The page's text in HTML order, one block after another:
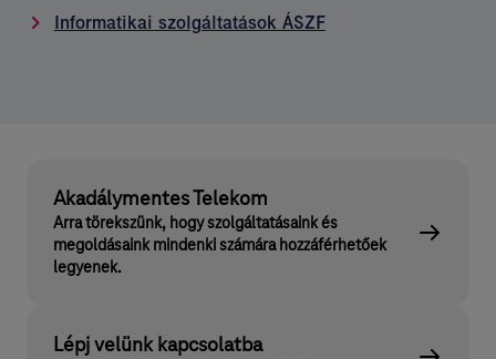
Informatikai szolgáltatások ÁSZF
Akadálymentes Telekom
Arra törekszünk, hogy szolgáltatásaink és
megoldásaink mindenki számára hozzáférhetőek
legyenek.
Lépj velünk kapcsolatba